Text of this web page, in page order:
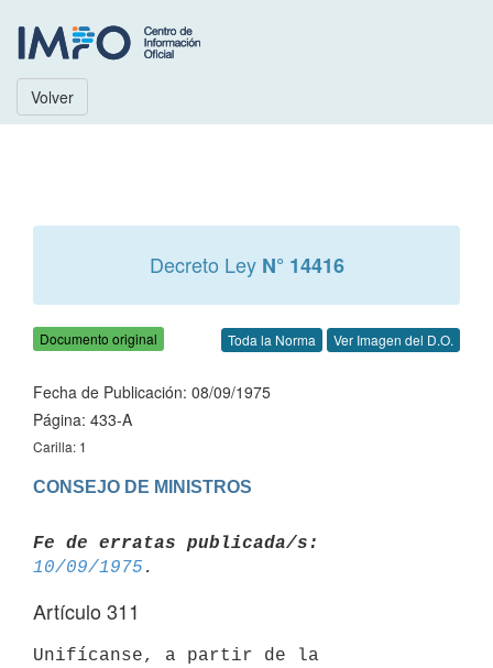
Volver
Decreto Ley N° 14416
Documento original Toda la Norma Ver Imagen del D.O.
Fecha de Publicación: 08/09/1975
Página: 433-A
Carilla: 1
CONSEJO DE MINISTROS
Fe de erratas publicada/s:
10/09/1975
Artículo 311
Unifícanse, a partir de la